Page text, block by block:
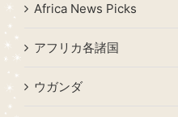
Africa News Picks
アフリカ各諸国
ウガンダ